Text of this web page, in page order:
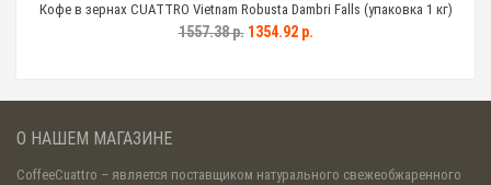
Кофе в зернах CUATTRO Vietnam Robusta Dambri Falls (упаковка 1 кг)
1557.38 р.1354.92 р.
О НАШЕМ МАГАЗИНЕ
CoffeeCuattro – является поставщиком натурального свежеобжаренного